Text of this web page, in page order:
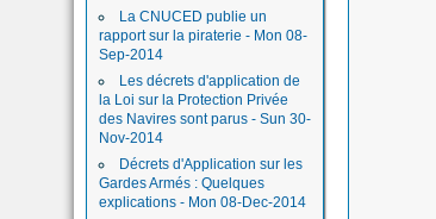
La CNUCED publie un
rapport sur la piraterie - Mon 08-
Sep-2014
Les décrets d'application de
la Loi sur la Protection Privée
des Navires sont parus - Sun 30-
Nov-2014
Décrets d'Application sur les
Gardes Armés : Quelques
explications - Mon 08-Dec-2014